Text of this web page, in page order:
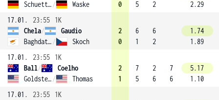
Schuettler / Waske
0
5
2
2.29
17.01.
23:55
1K
Chela/
Gaudio
Baghdatis / Skoch
2
0
6
1
6
2
1.74
1.89
17.01.
23:55
1K
Ball/
Coelho
Goldstein / Thomas
2
1
7
5
2
6
7
6
5.17
1.10
17.01.
23:55
1K